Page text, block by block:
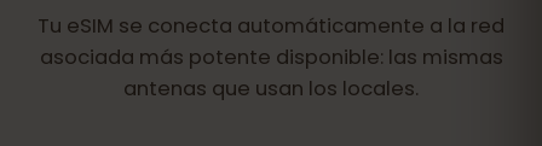
Tu eSIM se conecta automáticamente a la red
asociada más potente disponible: las mismas
antenas que usan los locales.